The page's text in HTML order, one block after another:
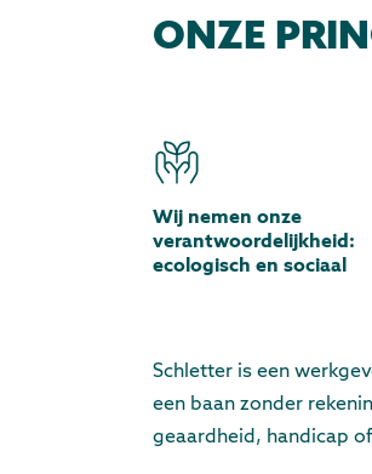
ONZE
Wij nemen onze
verantwoordelijkheid:
ecologisch en sociaal
Schletter is een
een baan zonder
geaardheid, handicap